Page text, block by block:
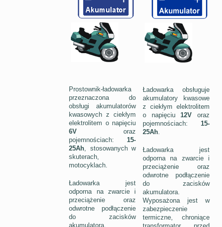
Prostownik-ładowarka
przeznaczona do
obsługi akumulatorów
kwasowych z ciekłym
elektrolitem o napięciu
6V oraz
pojemnościach: 15-
25Ah , stosowanych w
skuterach,
motocyklach.
Ładowarka jest
odporna na zwarcie i
przeciążenie oraz
odwrotne podłączenie
do zacisków
akumulatora.
Ładowarka obsługuje
akumulatory kwasowe
z ciekłym elektrolitem
o napięciu 12V oraz
pojemnościach: 15-
25Ah.
Ładowarka jest
odporna na zwarcie i
przeciążenie oraz
odwrotne podłączenie
do zacisków
akumulatora.
Wyposażona jest w
zabezpieczenie
termiczne, chroniące